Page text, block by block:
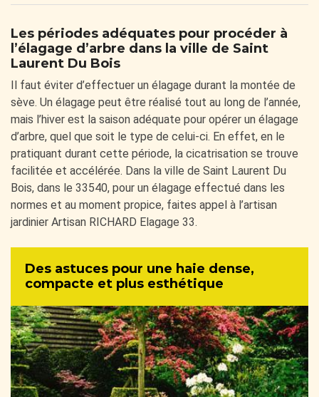
Les périodes adéquates pour procéder à
l’élagage d’arbre dans la ville de Saint
Laurent Du Bois
Il faut éviter d’effectuer un élagage durant la montée de
sève. Un élagage peut être réalisé tout au long de l’année,
mais l’hiver est la saison adéquate pour opérer un élagage
d’arbre, quel que soit le type de celui-ci. En effet, en le
pratiquant durant cette période, la cicatrisation se trouve
facilitée et accélérée. Dans la ville de Saint Laurent Du
Bois, dans le 33540, pour un élagage effectué dans les
normes et au moment propice, faites appel à l’artisan
jardinier Artisan RICHARD Elagage 33.
Des astuces pour une haie dense,
compacte et plus esthétique